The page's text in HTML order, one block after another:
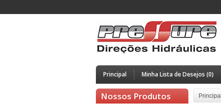
Principal Minha Lista de Desejos (0)
Nossos Produtos Principal